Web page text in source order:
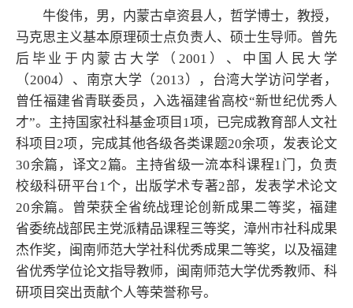
牛俊伟，男，
内蒙古卓资县人，哲学博士，教授，
马克思主义基本原理硕士点负责人、硕士生导师。曾先
后毕业于内蒙古大学（2001 ）、中国人民大学
（2004）、南京大学（2013），台湾大学访问学者，
曾任福建省青联委员，入选福建省高校“新世纪优秀人
才”。主持国家社科基金项目1项 ，已完成教育部人文社
科项目2项 ，完成其他各级各类课题20余项，发表论文
30余篇，译文2篇。主持省级一流本科课程1门，负责
校级科研平台1个， 出版学术专著2部，发表学术论文
20余篇。曾荣获全省统战理论创新成果二等奖，福建
省委统战部民主党派精品课程三等奖，漳州市社科成果
杰作奖，闽南师范大学社科优秀成果二等奖，以及福建
省优秀学位论文指导教师，闽南师范大学优秀教师、科
研项目突出贡献个人等荣誉称号。